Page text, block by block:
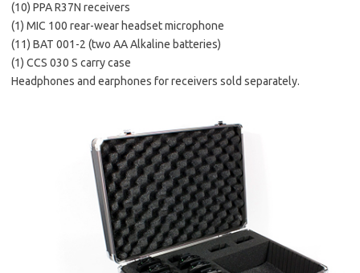
(10) PPA R37N receivers
(1) MIC 100 rear-wear headset microphone
(11) BAT 001-2 (two AA Alkaline batteries)
(1) CCS 030 S carry case
Headphones and earphones for receivers sold separately.